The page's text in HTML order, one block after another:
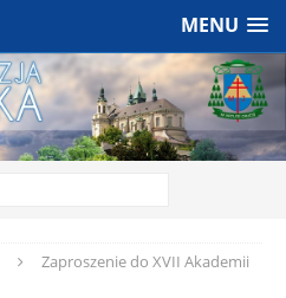
MENU
Zaproszenie do XVII Akademii